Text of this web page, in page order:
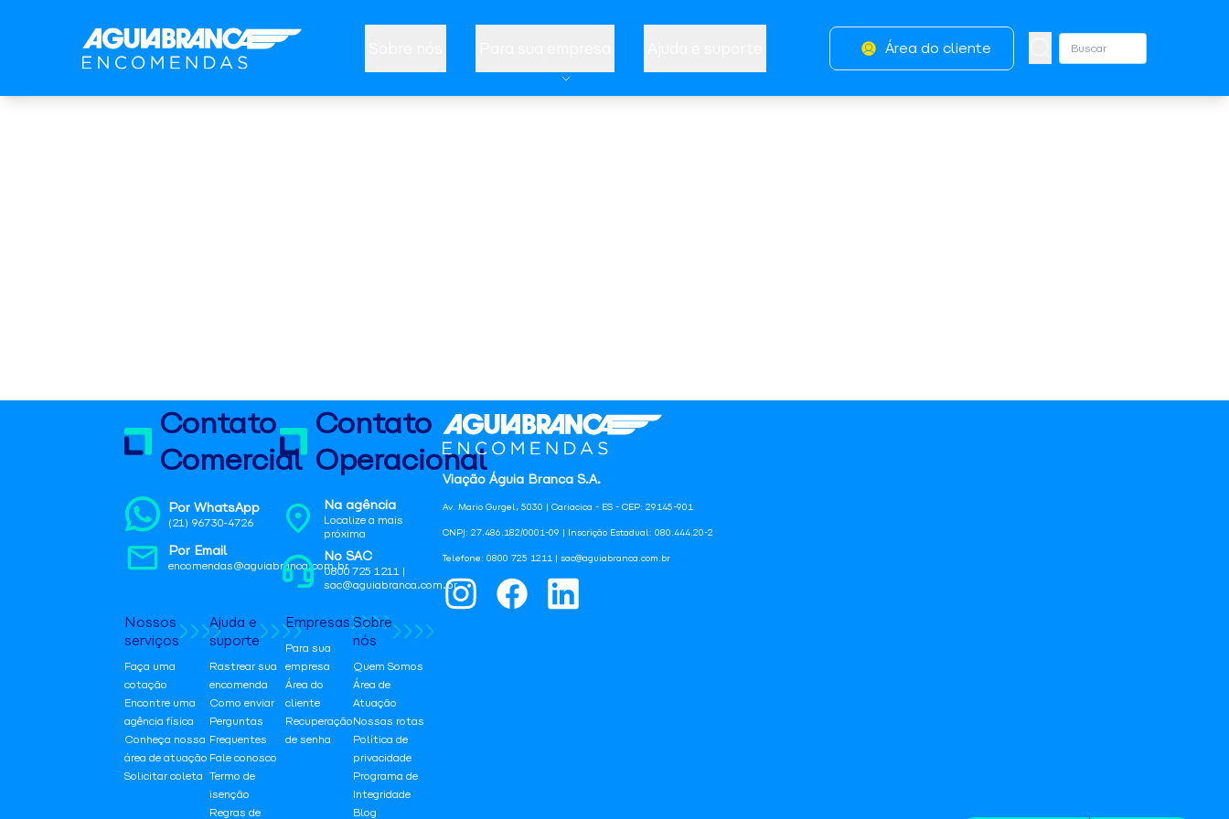
Área do cliente
Viação Águia Branca S.A.
Av. Mario Gurgel, 5030 | Cariacica - ES - CEP: 29145-901
CNPJ: 27.486.182/0001-09 | Inscrição Estadual: 080.444.20-2
Telefone: 0800 725 1211 | sac@aguiabranca.com.br
Contato
Comercial
Por WhatsApp
(21) 96730-4726
Por Email
encomendas@aguiabranca.com.br
Contato
Operacional
Na agência
Localize a mais
próxima
No SAC
0800 725 1211 |
sac@aguiabranca.com.br
Nossos
serviços
Faça uma
cotação
Encontre uma
agência física
Conheça nossa
área de atuação
Solicitar coleta
Ajuda e
suporte
Rastrear sua
encomenda
Como enviar
Perguntas
Frequentes
Fale conosco
Termo de
isenção
Regras de
Empresas
Para sua
empresa
Área do
cliente
Recuperação
de senha
Sobre
nós
Quem Somos
Área de
Atuação
Nossas rotas
Política de
privacidade
Programa de
Integridade
Blog